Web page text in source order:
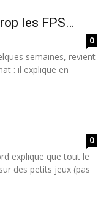
les FPS…
0
semaines, revient
: il explique en
0
explique que tout le
des petits jeux (pas